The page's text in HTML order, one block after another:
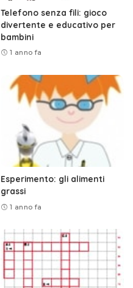
Telefono senza fili: gioco
divertente e educativo per
bambini
1 anno fa
Esperimento: gli alimenti
grassi
1 anno fa